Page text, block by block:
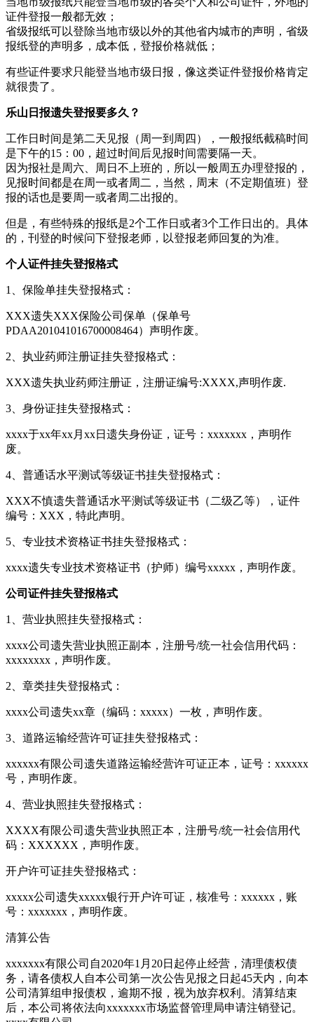
证件登报一般都无效；
省级报纸可以登除当地市级以外的其他省内城市的声明，省级
报纸登的声明多，成本低，登报价格就低；
有些证件要求只能登当地市级日报，像这类证件登报价格肯定
就很贵了。
乐山日报遗失登报要多久？
工作日时间是第二天见报（周一到周四），一般报纸截稿时间
是下午的15：00，超过时间后见报时间需要隔一天。
因为报社是周六、周日不上班的，所以一般周五办理登报的，
见报时间都是在周一或者周二，当然，周末（不定期值班）登
报的话也是要周一或者周二出报的。
但是，有些特殊的报纸是2个工作日或者3个工作日出的。具体
的，刊登的时候问下登报老师，以登报老师回复的为准。
个人证件挂失登报格式
1、保险单挂失登报格式：
XXX遗失XXX保险公司保单（保单号
PDAA201041016700008464）声明作废。
2、执业药师注册证挂失登报格式：
XXX遗失执业药师注册证，注册证编号:XXXX,声明作废.
3、身份证挂失登报格式：
xxxx于xx年xx月xx日遗失身份证，证号：xxxxxxx，声明作
废。
4、普通话水平测试等级证书挂失登报格式：
XXX不慎遗失普通话水平测试等级证书（二级乙等），证件
编号：XXX，特此声明。
5、专业技术资格证书挂失登报格式：
xxxx遗失专业技术资格证书（护师）编号xxxxx，声明作废。
公司证件挂失登报格式
1、营业执照挂失登报格式：
xxxx公司遗失营业执照正副本，注册号/统一社会信用代码：
xxxxxxxx，声明作废。
2、章类挂失登报格式：
xxxx公司遗失xx章（编码：xxxxx）一枚，声明作废。
3、道路运输经营许可证挂失登报格式：
xxxxxx有限公司遗失道路运输经营许可证正本，证号：xxxxxx
号，声明作废。
4、营业执照挂失登报格式：
XXXX有限公司遗失营业执照正本，注册号/统一社会信用代
码：XXXXXX，声明作废。
开户许可证挂失登报格式：
xxxxx公司遗失xxxxx银行开户许可证，核准号：xxxxxx，账
号：xxxxxxx，声明作废。
清算公告
xxxxxxx有限公司自2020年1月20日起停止经营，清理债权债
务，请各债权人自本公司第一次公告见报之日起45天内，向本
公司清算组申报债权，逾期不报，视为放弃权利。清算结束
后，本公司将依法向xxxxxxx市场监督管理局申请注销登记。